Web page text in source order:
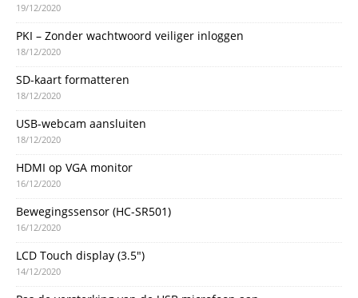
19/12/2020
PKI – Zonder wachtwoord veiliger inloggen
18/12/2020
SD-kaart formatteren
18/12/2020
USB-webcam aansluiten
18/12/2020
HDMI op VGA monitor
16/12/2020
Bewegingssensor (HC-SR501)
16/12/2020
LCD Touch display (3.5″)
14/12/2020